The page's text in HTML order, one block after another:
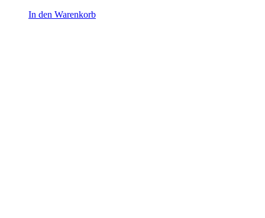
In den Warenkorb